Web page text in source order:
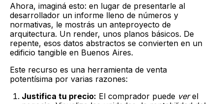
Ahora, imaginá esto: en lugar de presentarle al
desarrollador un informe lleno de números y
normativas, le mostrás un anteproyecto de
arquitectura. Un render, unos planos básicos. De
repente, esos datos abstractos se convierten en un
edificio tangible en Buenos Aires.
Este recurso es una herramienta de venta
potentísima por varias razones:
Justifica tu precio: El comprador puede verel